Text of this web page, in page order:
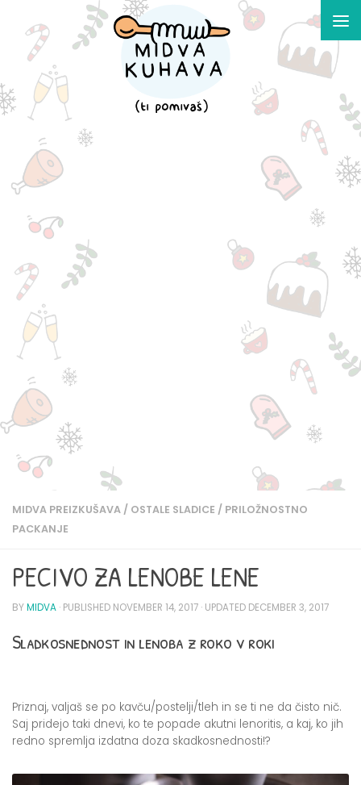
MIDVA PREIZKUŠAVA / OSTALE SLADICE / PRILOŽNOSTNO
PACKANJE
PECIVO ZA LENOBE LENE
BYMIDVA · PUBLISHED NOVEMBER 14, 2017 · UPDATED DECEMBER 3, 2017
Sladkosnednost in lenoba z roko v roki
Priznaj, valjaš se po kavču/postelji/tleh in se ti ne da čisto nič.
Saj pridejo taki dnevi, ko te popade akutni lenoritis, a kaj, ko jih
redno spremlja izdatna doza skadkosnednosti!?